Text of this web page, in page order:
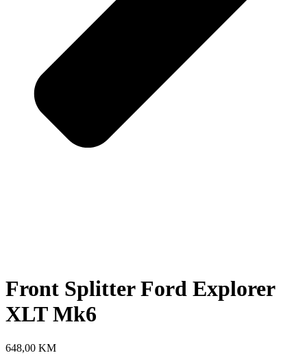
Front Splitter Ford Explorer
XLT Mk6
648,00 KM